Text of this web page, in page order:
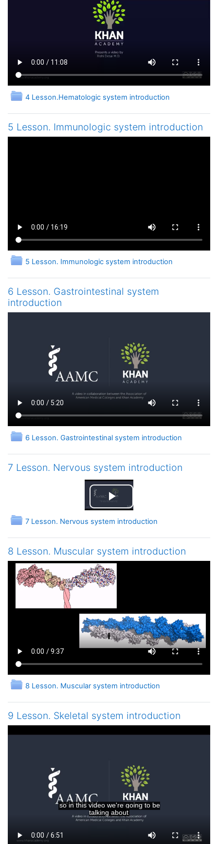
4 Lesson.Hematologic system introduction
Папка
5 Lesson. Immunologic system introduction
5 Lesson. Immunologic system introduction
Папка
6 Lesson. Gastrointestinal system
introduction
6 Lesson. Gastrointestinal system introduction
Папка
7 Lesson. Nervous system introduction
Воспроизвести
видео
7 Lesson. Nervous system introduction
Папка
8 Lesson. Muscular system introduction
8 Lesson. Muscular system introduction
Папка
9 Lesson. Skeletal system introduction